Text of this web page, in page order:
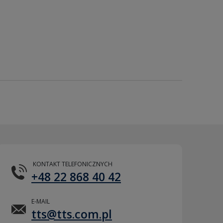
KONTAKT TELEFONICZNYCH
+48 22 868 40 42
E-MAIL
tts@tts.com.pl